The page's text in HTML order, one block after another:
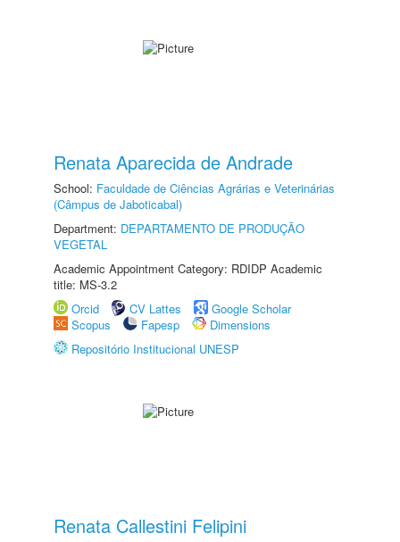
Renata Aparecida de Andrade
School: Faculdade de Ciências Agrárias e Veterinárias
(Câmpus de Jaboticabal)
Department: DEPARTAMENTO DE PRODUÇÃO
VEGETAL
Academic Appointment Category: RDIDP Academic
title: MS-3.2
Orcid
CV Lattes
Google Scholar
Scopus
Fapesp
Dimensions
Repositório Institucional UNESP
Renata Callestini Felipini